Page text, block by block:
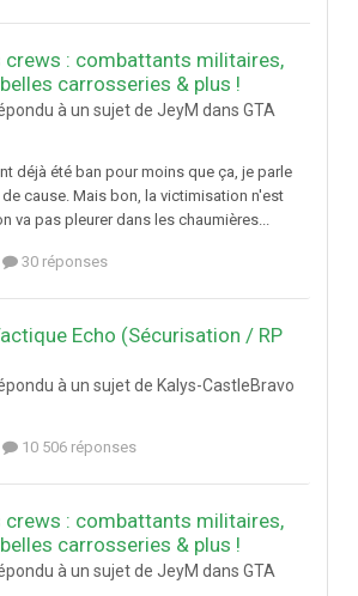
crews : combattants militaires,
carrosseries & plus !
à un sujet de JeyM dans GTA
déjà été ban pour moins que ça, je parle
cause. Mais bon, la victimisation n'est
va pas pleurer dans les chaumières...
30 réponses
Echo (Sécurisation / RP
à un sujet de Kalys-CastleBravo
10 506 réponses
crews : combattants militaires,
carrosseries & plus !
à un sujet de JeyM dans GTA